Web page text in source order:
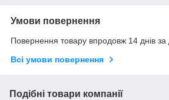
Умови повернення
Повернення товару впродовж 14 днів за
Всі умови повернення
Подібні товари компанії